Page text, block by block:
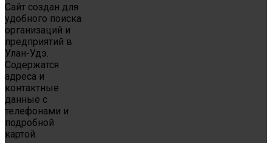
Сайт создан для
удобного поиска
организаций и
предприятий в
Улан-Удэ.
Содержатся
адреса и
контактные
данные с
телефонами и
подробной
картой.